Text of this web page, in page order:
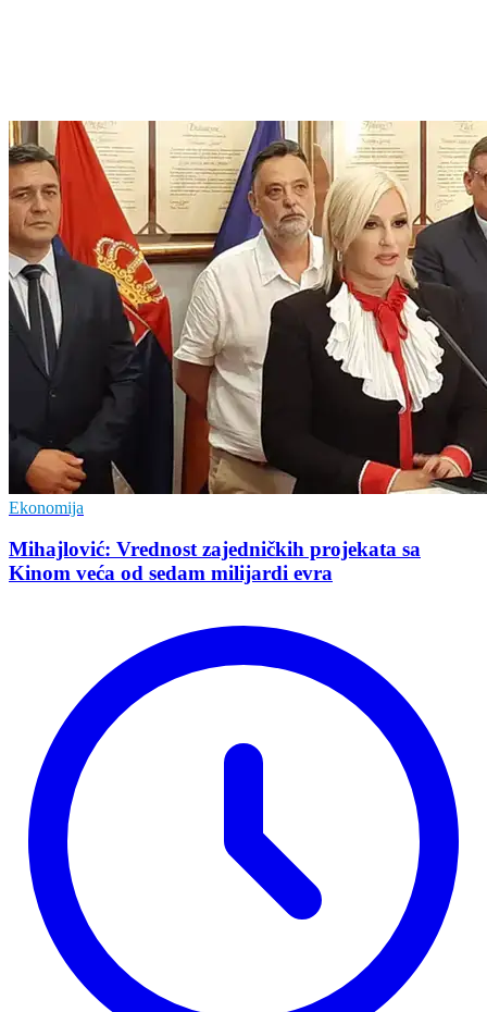
Ekonomija
Mihajlović: Vrednost zajedničkih projekata sa
Kinom veća od sedam milijardi evra